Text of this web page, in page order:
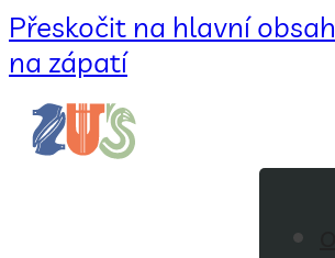
Přeskočit na hlavní obsah
na zápatí